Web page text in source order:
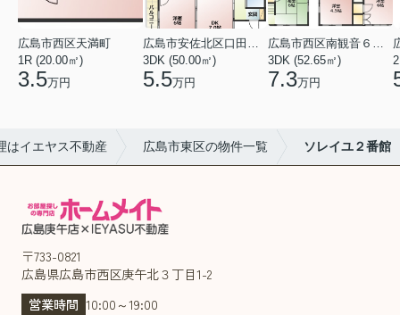
広島市西区天満町
1R (20.00㎡)
3.5万円
広島市安佐北区口田１丁目
3DK (50.00㎡)
5.5万円
広島市西区南観音６丁目
3DK (52.65㎡)
7.3万円
はイエヤス不動産 広島市東区の物件一覧 ソレイユ２番館
〒733-0821
広島県広島市西区庚午北３丁目1-2
営業時間 10:00～19:00